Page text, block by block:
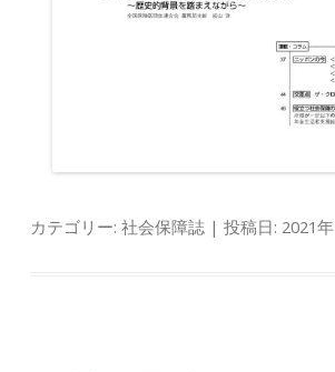
カテゴリー:社会保障誌 | 投稿日: 2021